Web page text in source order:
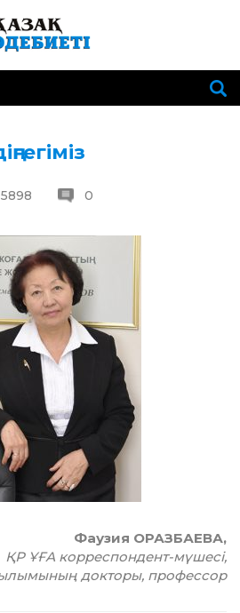
5898 0
Фаузия ОРАЗБАЕВА,
ҚР ҰҒА корреспондент-мүшесі,
докторы, профессор